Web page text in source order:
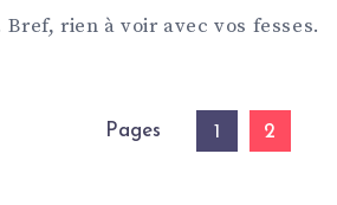
rien à voir avec vos fesses.
Pages 1 2